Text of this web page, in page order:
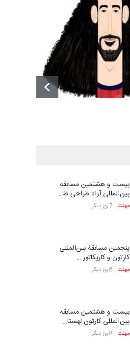
بیست و هشتمین مسابقه
بین‌المللی آزاد طراحی ط…
مهلت 7 روز دیگر
پنجمین مسابقۀ بین‌المللی
کارتون و کاریکاتور …
مهلت 8 روز دیگر
بیست و هشتمین مسابقه
بین‌المللی کارتون لهستا…
مهلت 8 روز دیگر